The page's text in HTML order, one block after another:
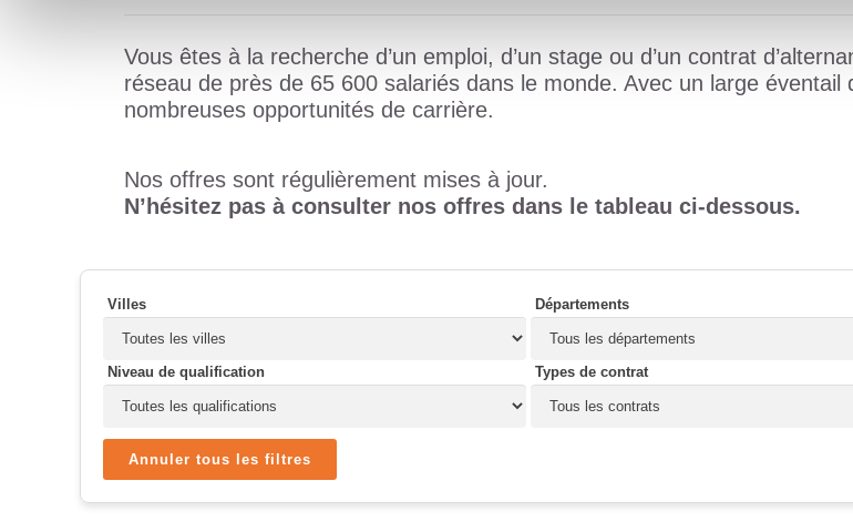
Vous êtes à la recherche d’un emploi, d’un stage ou d’un contrat
réseau de près de 65 600 salariés dans le monde. Avec un large
nombreuses opportunités de carrière.
Nos offres sont régulièrement mises à jour.
N’hésitez pas à consulter nos offres dans le tableau ci-dessous.
Villes Départements
Niveau de qualification Types de contrat
Annuler tous les filtres